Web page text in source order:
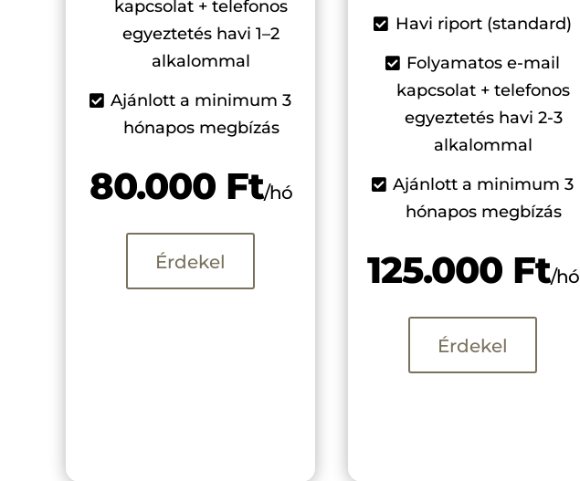
kapcsolat + telefonos
egyeztetés havi 1–2
alkalommal
Ajánlott a minimum 3
hónapos megbízás
80.000 Ft/hó
Érdekel
Havi riport (standard)
Folyamatos e-mail
kapcsolat + telefonos
egyeztetés havi 2-3
alkalommal
Ajánlott a minimum 3
hónapos megbízás
125.000 Ft/hó
Érdekel